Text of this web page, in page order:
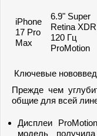
iPhone
17 Pro
Max
6.9" Super
Retina
120 Гц
ProMotion
Ключевые
Прежде чем
общие для всей
Дисплеи
модель